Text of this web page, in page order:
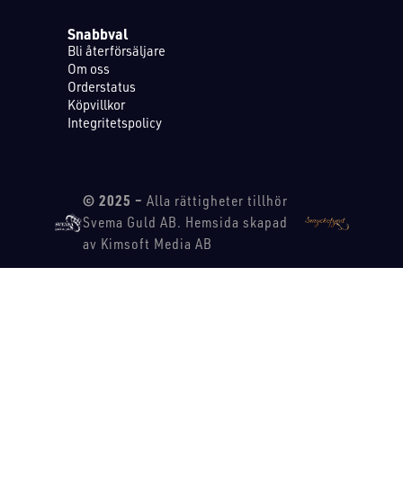
Snabbval
Bli återförsäljare
Om oss
Orderstatus
Köpvillkor
Integritetspolicy
© 2025 – Alla rättigheter tillhör
Svema Guld AB. Hemsida skapad
av Kimsoft Media AB